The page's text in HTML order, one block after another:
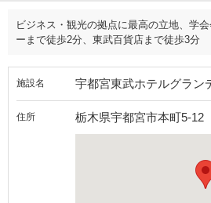
ビジネス・観光の拠点に最高の立地、学
ーまで徒歩2分、東武百貨店まで徒歩3分
施設名 宇都宮東武ホテルグラン
住所 栃木県宇都宮市本町5-12